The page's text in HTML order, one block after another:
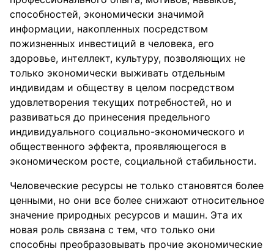
способностей, экономически значимой
информации, накопленных посредством
пожизненных инвестиций в человека, его
здоровье, интеллект, культуру, позволяющих не
только экономически выживать отдельным
индивидам и обществу в целом посредством
удовлетворения текущих потребностей, но и
развиваться до принесения предельного
индивидуального социально-экономического и
общественного эффекта, проявляющегося в
экономическом росте, социальной стабильности.
Человеческие ресурсы не только становятся более
ценными, но они все более снижают относительное
значение природных ресурсов и машин. Эта их
новая роль связана с тем, что только они
способны преобразовывать прочие экономические